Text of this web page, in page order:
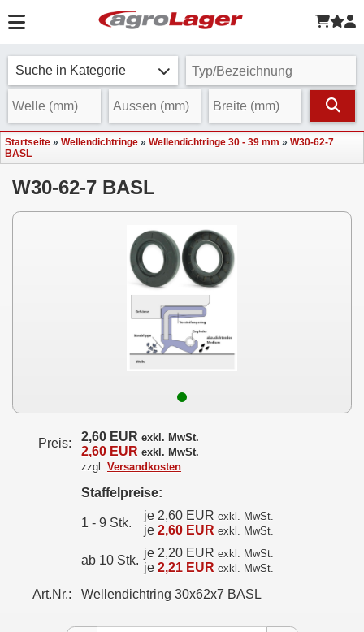
Suche in Kategorie
Startseite » Wellendichtringe » Wellendichtringe 30 - 39 mm » W30-62-7
BASL
W30-62-7 BASL
Preis: 2,60 EUR exkl. MwSt.
2,60 EUR exkl. MwSt.
zzgl. Versandkosten
Staffelpreise:
1 - 9 Stk.
je 2,60 EUR exkl. MwSt.
je 2,60 EUR exkl. MwSt.
ab 10 Stk.
je 2,20 EUR exkl. MwSt.
je 2,21 EUR exkl. MwSt.
Art.Nr.: Wellendichtring 30x62x7 BASL